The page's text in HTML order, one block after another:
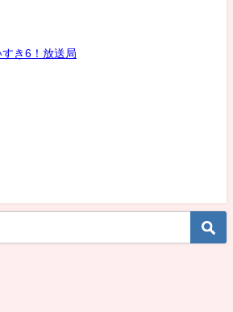
き6！放送局